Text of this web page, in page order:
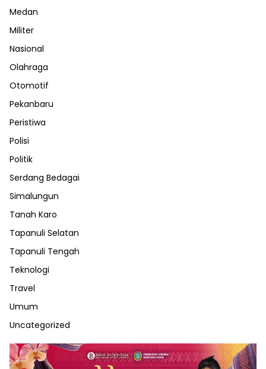
Medan
Militer
Nasional
Olahraga
Otomotif
Pekanbaru
Peristiwa
Polisi
Politik
Serdang Bedagai
Simalungun
Tanah Karo
Tapanuli Selatan
Tapanuli Tengah
Teknologi
Travel
Umum
Uncategorized